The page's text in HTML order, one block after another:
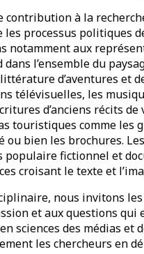
contribution à la
les processus politiques
aux
dans l’ensemble du
d’aventures et
télévisuelles, les
d’anciens récits de
touristiques comme les
bien les brochures.
populaire fictionnel et
croisant le texte et
nous invitons les
et aux questions qui
sciences des médias et
les chercheurs en